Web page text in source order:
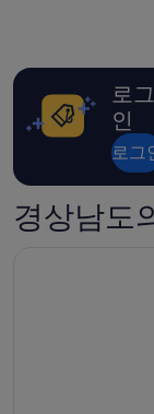
로
인
로그
경상남도